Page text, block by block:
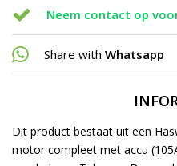
Neem contact op
Share with Whatsapp
Dit product bestaat uit een
motor compleet met accu